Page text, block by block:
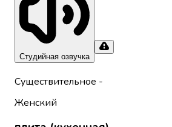
Студийная озвучка
Существительное -
Женский